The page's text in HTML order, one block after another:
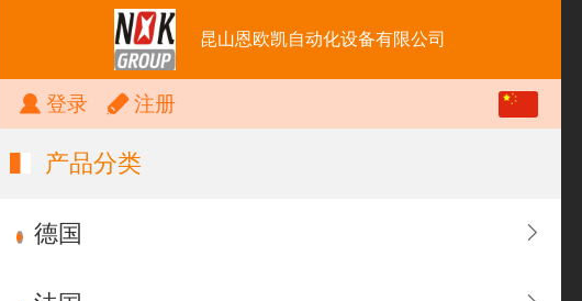
昆山恩欧凯自动化设备有限公司
登录 注册
产品分类
德国